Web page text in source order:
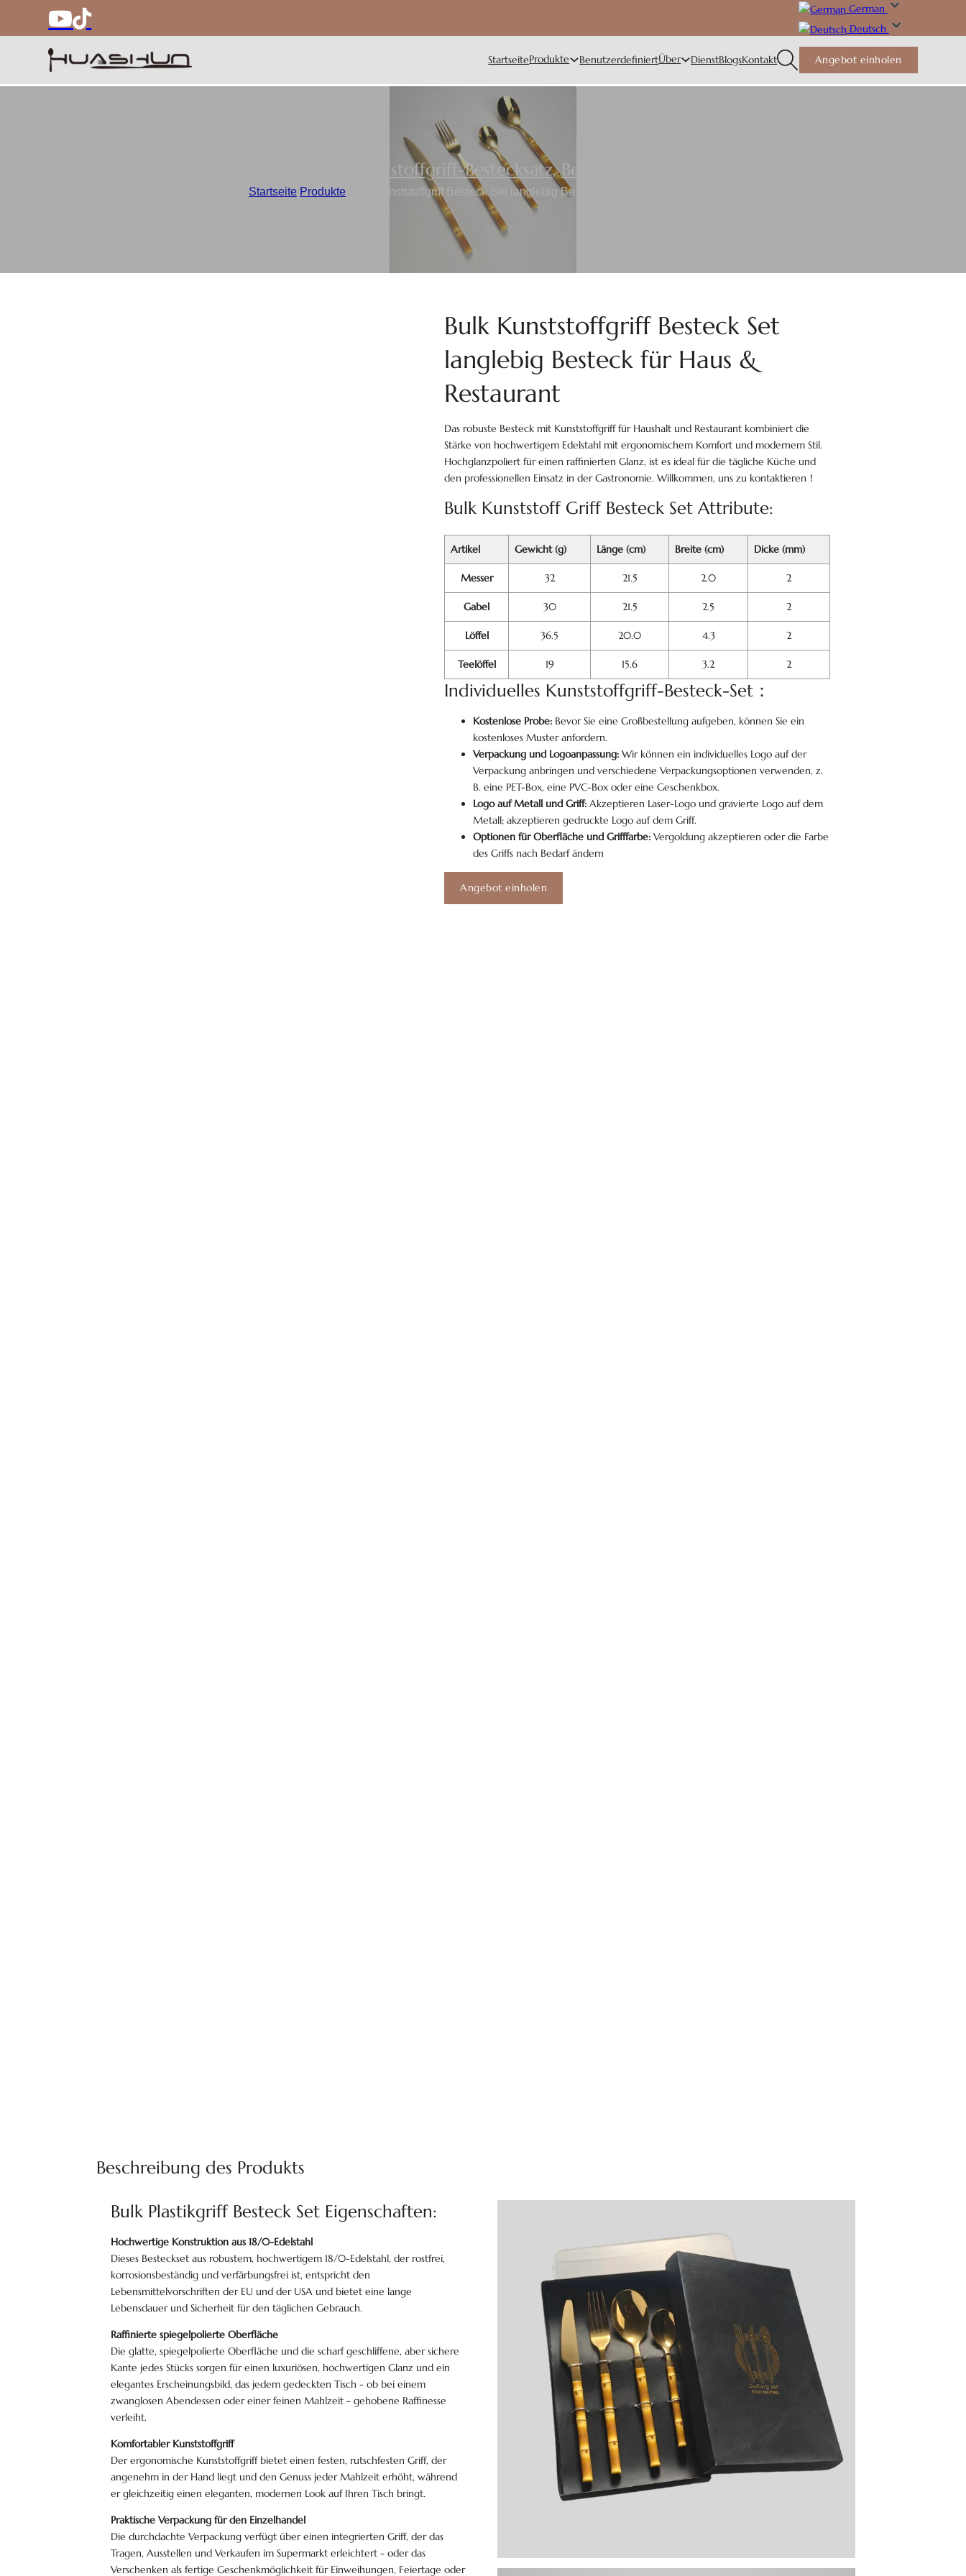
German
Deutsch
StartseiteProdukte BenutzerdefiniertÜber DienstBlogsKontakt Angebot einholen
Kunststoffgriff-Bestecksatz,Besteck
Startseite Produkte Bulk Kunststoffgriff Besteck Set langlebig Besteck für Haus & Restaurant
Bulk Kunststoffgriff Besteck Set
langlebig Besteck für Haus &
Restaurant
Das robuste Besteck mit Kunststoffgriff für Haushalt und Restaurant kombiniert die
Stärke von hochwertigem Edelstahl mit ergonomischem Komfort und modernem Stil.
Hochglanzpoliert für einen raffinierten Glanz, ist es ideal für die tägliche Küche und
den professionellen Einsatz in der Gastronomie. Willkommen, uns zu kontaktieren！
Bulk Kunststoff Griff Besteck Set Attribute:
Artikel Gewicht (g) Länge (cm) Breite (cm) Dicke (mm)
Messer 32 21.5 2.0 2
Gabel 30 21.5 2.5 2
Löffel 36.5 20.0 4.3 2
Teelöffel 19 15.6 3.2 2
Individuelles Kunststoffgriff-Besteck-Set：
Kostenlose Probe: Bevor Sie eine Großbestellung aufgeben, können Sie ein
kostenloses Muster anfordern.
Verpackung und Logoanpassung: Wir können ein individuelles Logo auf der
Verpackung anbringen und verschiedene Verpackungsoptionen verwenden, z.
B. eine PET-Box, eine PVC-Box oder eine Geschenkbox.
Logo auf Metall und Griff: Akzeptieren Laser-Logo und gravierte Logo auf dem
Metall; akzeptieren gedruckte Logo auf dem Griff.
Optionen für Oberfläche und Grifffarbe: Vergoldung akzeptieren oder die Farbe
des Griffs nach Bedarf ändern
Angebot einholen
Beschreibung des Produkts
Bulk Plastikgriff Besteck Set Eigenschaften:
Hochwertige Konstruktion aus 18/0-Edelstahl
Dieses Besteckset aus robustem, hochwertigem 18/0-Edelstahl, der rostfrei,
korrosionsbeständig und verfärbungsfrei ist, entspricht den
Lebensmittelvorschriften der EU und der USA und bietet eine lange
Lebensdauer und Sicherheit für den täglichen Gebrauch.
Raffinierte spiegelpolierte Oberfläche
Die glatte, spiegelpolierte Oberfläche und die scharf geschliffene, aber sichere
Kante jedes Stücks sorgen für einen luxuriösen, hochwertigen Glanz und ein
elegantes Erscheinungsbild, das jedem gedeckten Tisch - ob bei einem
zwanglosen Abendessen oder einer feinen Mahlzeit - gehobene Raffinesse
verleiht.
Komfortabler Kunststoffgriff
Der ergonomische Kunststoffgriff bietet einen festen, rutschfesten Griff, der
angenehm in der Hand liegt und den Genuss jeder Mahlzeit erhöht, während
er gleichzeitig einen eleganten, modernen Look auf Ihren Tisch bringt.
Praktische Verpackung für den Einzelhandel
Die durchdachte Verpackung verfügt über einen integrierten Griff, der das
Tragen, Ausstellen und Verkaufen im Supermarkt erleichtert - oder das
Verschenken als fertige Geschenkmöglichkeit für Einweihungen, Feiertage oder